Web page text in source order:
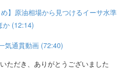
】原油相場から見つけるイーサ水準
か (12:14)
気通貫動画 (72:40)
ただき、ありがとうございました